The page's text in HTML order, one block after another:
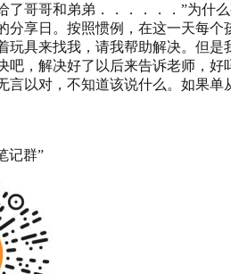
了哥哥和弟弟．．．．．．”为什
分享日。按照惯例，在这一天每
玩具来找我，请我帮助解决。但
吧，解决好了以后来告诉老师，
言以对，不知道该说什么。如果单
记群”